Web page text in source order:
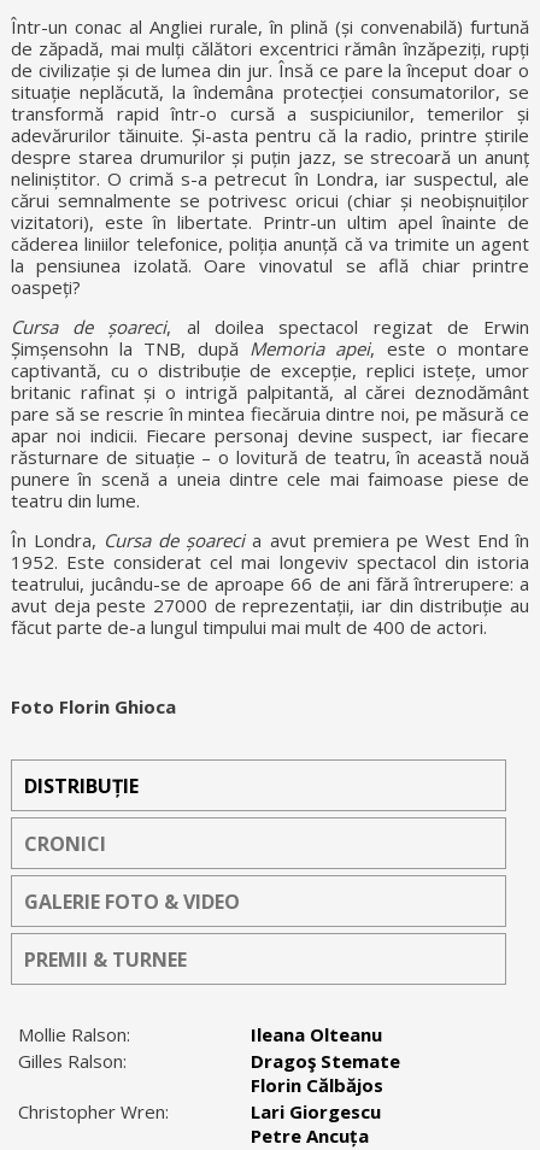
Într-un conac al Angliei rurale, în plină (și convenabilă) furtună
de zăpadă, mai mulți călători excentrici rămân înzăpeziți, rupți
de civilizație și de lumea din jur. Însă ce pare la început doar o
situație neplăcută, la îndemâna protecției consumatorilor, se
transformă rapid într-o cursă a suspiciunilor, temerilor și
adevărurilor tăinuite. Și-asta pentru că la radio, printre știrile
despre starea drumurilor și puțin jazz, se strecoară un anunț
neliniștitor. O crimă s-a petrecut în Londra, iar suspectul, ale
cărui semnalmente se potrivesc oricui (chiar și neobișnuiților
vizitatori), este în libertate. Printr-un ultim apel înainte de
căderea liniilor telefonice, poliția anunță că va trimite un agent
la pensiunea izolată. Oare vinovatul se află chiar printre
oaspeți?
Cursa de șoareci, al doilea spectacol regizat de Erwin
Șimșensohn la TNB, după Memoria apei, este o montare
captivantă, cu o distribuție de excepție, replici istețe, umor
britanic rafinat și o intrigă palpitantă, al cărei deznodământ
pare să se rescrie în mintea fiecăruia dintre noi, pe măsură ce
apar noi indicii. Fiecare personaj devine suspect, iar fiecare
răsturnare de situație – o lovitură de teatru, în această nouă
punere în scenă a uneia dintre cele mai faimoase piese de
teatru din lume.
În Londra, Cursa de șoarecia avut premiera pe West End în
1952. Este considerat cel mai longeviv spectacol din istoria
teatrului, jucându-se de aproape 66 de ani fără întrerupere: a
avut deja peste 27000 de reprezentații, iar din distribuție au
făcut parte de-a lungul timpului mai mult de 400 de actori.
Foto Florin Ghioca
DISTRIBUȚIE
CRONICI
GALERIE FOTO & VIDEO
PREMII & TURNEE
Mollie Ralson:
Ileana Olteanu
Gilles Ralson:
Dragoş Stemate
Florin Călbăjos
Christopher Wren:
Lari Giorgescu
Petre Ancuța